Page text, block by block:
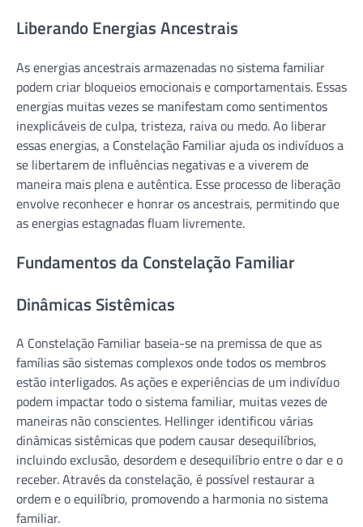
Liberando Energias Ancestrais
As energias ancestrais armazenadas no sistema familiar
podem criar bloqueios emocionais e comportamentais. Essas
energias muitas vezes se manifestam como sentimentos
inexplicáveis de culpa, tristeza, raiva ou medo. Ao liberar
essas energias, a Constelação Familiar ajuda os indivíduos a
se libertarem de influências negativas e a viverem de
maneira mais plena e autêntica. Esse processo de liberação
envolve reconhecer e honrar os ancestrais, permitindo que
as energias estagnadas fluam livremente.
Fundamentos da Constelação Familiar
Dinâmicas Sistêmicas
A Constelação Familiar baseia-se na premissa de que as
famílias são sistemas complexos onde todos os membros
estão interligados. As ações e experiências de um indivíduo
podem impactar todo o sistema familiar, muitas vezes de
maneiras não conscientes. Hellinger identificou várias
dinâmicas sistêmicas que podem causar desequilíbrios,
incluindo exclusão, desordem e desequilíbrio entre o dar e o
receber. Através da constelação, é possível restaurar a
ordem e o equilíbrio, promovendo a harmonia no sistema
familiar.